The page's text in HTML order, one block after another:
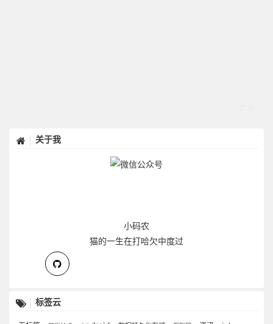
关于我
小码农
猫的一生在打哈欠中度过
标签云